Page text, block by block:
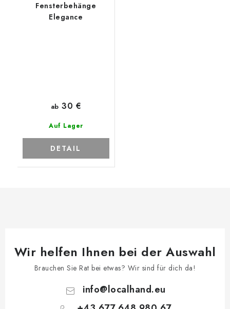
Fensterbehänge
Elegance
Auf Lager
ab 30 €
DETAIL
Wir helfen Ihnen bei der Auswahl
Brauchen Sie Rat bei etwas? Wir sind für dich da!
info@localhand.eu